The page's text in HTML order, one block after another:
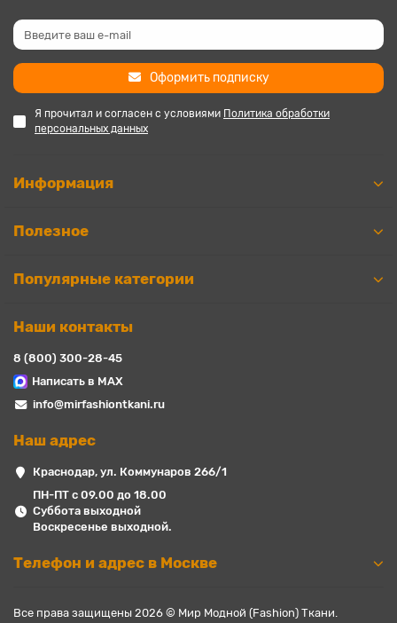
Оформить подписку
Я прочитал и согласен с условиями Политика обработки
персональных данных
Информация
Полезное
Популярные категории
Наши контакты
8 (800) 300-28-45
Написать в MAX
info@mirfashiontkani.ru
Наш адрес
Краснодар, ул. Коммунаров 266/1
ПН-ПТ с 09.00 до 18.00
Суббота выходной
Воскресенье выходной.
Телефон и адрес в Москве
Все права защищены 2026 © Мир Модной (Fashion) Ткани.